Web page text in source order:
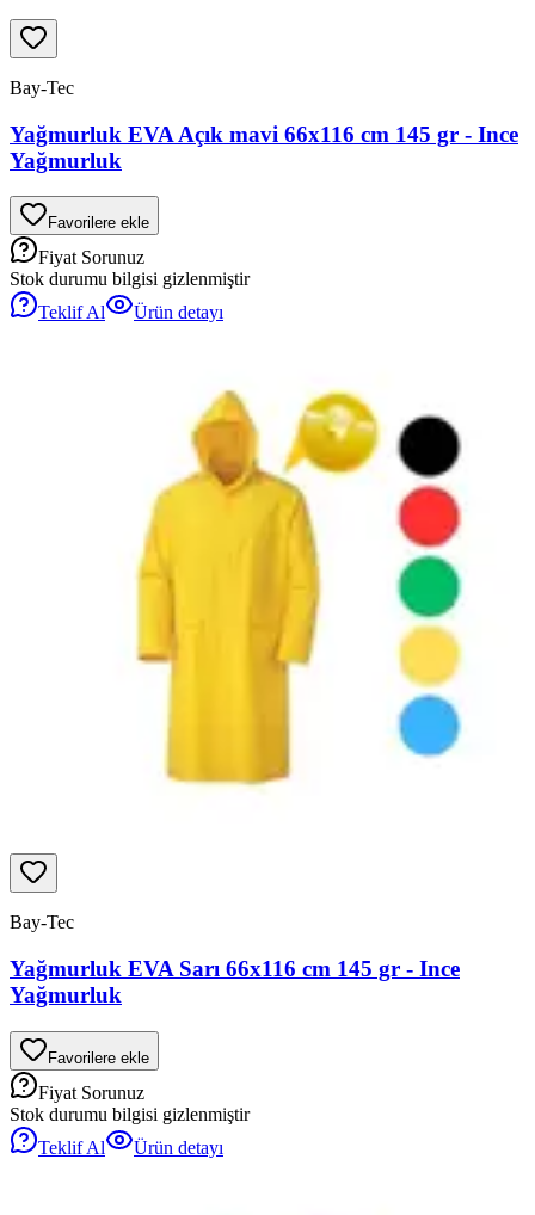
Bay-Tec
Yağmurluk EVA Açık mavi 66x116 cm 145 gr - Ince
Yağmurluk
Favorilere ekle
Fiyat Sorunuz
Stok durumu bilgisi gizlenmiştir
Teklif Al
Ürün detayı
Bay-Tec
Yağmurluk EVA Sarı 66x116 cm 145 gr - Ince
Yağmurluk
Favorilere ekle
Fiyat Sorunuz
Stok durumu bilgisi gizlenmiştir
Teklif Al
Ürün detayı